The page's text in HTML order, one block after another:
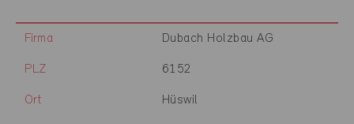
Firma Dubach Holzbau AG
PLZ 6152
Ort Hüswil